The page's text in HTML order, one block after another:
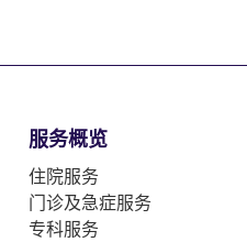
服务概览
住院服务
门诊及急症服务
专科服务